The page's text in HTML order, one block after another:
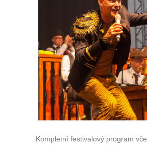
Kompletní festivalový program